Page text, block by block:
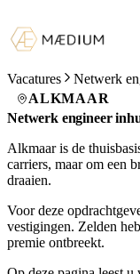
Vacatures
Netwerk
ALKMAAR
Netwerk engineer
Alkmaar is de
carriers, maar om een
draaien.
Voor deze
vestigingen. Zelden
premie ontbreekt.